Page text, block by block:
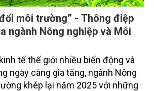
môi trường” - Thông điệp
ngành Nông nghiệp và Môi
tế thế giới nhiều biến động và
ngày càng gia tăng, ngành Nông
khép lại năm 2025 với những